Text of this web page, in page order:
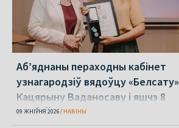
Аб’яднаны пераходны кабінет
узнагародзіў вядоўцу «Белсату»
Кацярыну Ваданосаву і яшчэ 8
асобаў
09 ЖНІЎНЯ 2026 НАВІНЫ